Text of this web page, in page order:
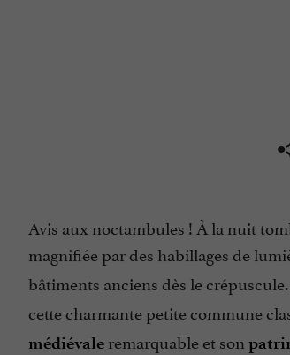
Avis aux noctambules ! À la nuit
magnifiée par des habillages de
bâtiments anciens dès le
cette charmante petite commune
médiévale remarquable et son